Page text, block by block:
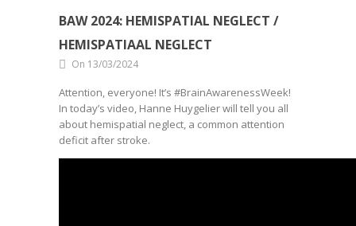
BAW 2024: HEMISPATIAL NEGLECT /
HEMISPATIAAL NEGLECT
On 13/03/2024
Attention, everyone! It’s #BrainAwarenessWeek!
In today’s video, Hanne Huygelier will tell you all
about hemispatial neglect, a common attention
deficit after stroke.